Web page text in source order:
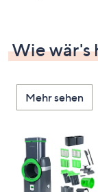
Wie wär's
Mehr sehen